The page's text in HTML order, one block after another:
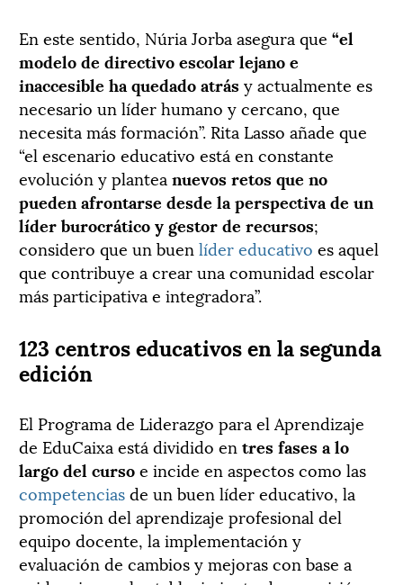
En este sentido, Núria Jorba asegura que “el
modelo de directivo escolar lejano e
inaccesible ha quedado atrásy actualmente es
necesario un líder humano y cercano, que
necesita más formación”. Rita Lasso añade que
“el escenario educativo está en constante
evolución y plantea nuevos retos que no
pueden afrontarse desde la perspectiva de un
líder burocrático y gestor de recursos;
considero que un buen líder educativo es aquel
que contribuye a crear una comunidad escolar
más participativa e integradora”.
123 centros educativos en la segunda
edición
El Programa de Liderazgo para el Aprendizaje
de EduCaixa está dividido en tres fases a lo
largo del cursoe incide en aspectos como las
competenciasde un buen líder educativo, la
promoción del aprendizaje profesional del
equipo docente, la implementación y
evaluación de cambios y mejoras con base a